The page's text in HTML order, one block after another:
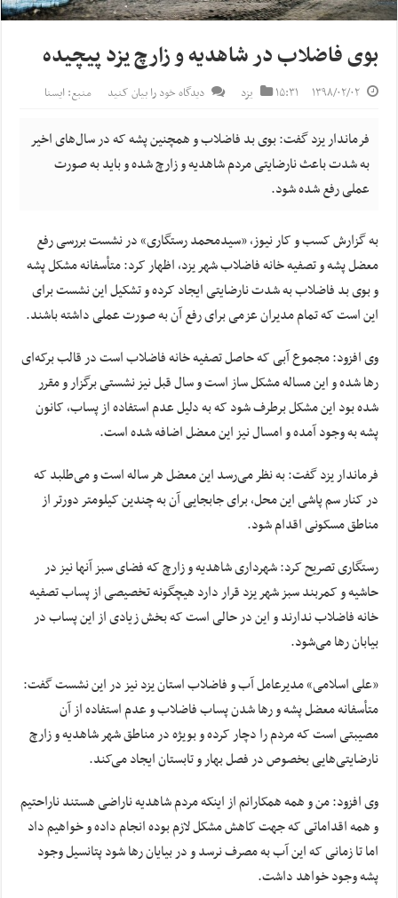
بوی فاضلاب در شاهدیه و زارچ یزد پیچیده
۱۳۹۸/۰۲/۰۲ ۱۵:۳۱ یزد دیدگاه خود را بیان کنید منبع: ایسنا
فرماندار یزد گفت: بوی بد فاضلاب و همچنین پشه که در سال‌های اخیر
به شدت باعث نارضایتی مردم شاهدیه و زارچ شده و باید به صورت
عملی رفع شده شود.
به گزارش کسب و کار نیوز، «سیدمحمد رستگاری» در نشست بررسی رفع
معضل پشه و تصفیه خانه فاضلاب شهر یزد، اظهار کرد: متأسفانه مشکل پشه
و بوی بد فاضلاب به شدت نارضایتی ایجاد کرده و تشکیل این نشست برای
این است که تمام مدیران عزمی برای رفع آن به صورت عملی داشته باشند.
وی افزود: مجموع آبی که حاصل تصفیه خانه فاضلاب است در قالب برکه‌ای
رها شده و این مساله مشکل ساز است و سال قبل نیز نشستی برگزار و مقرر
شده بود این مشکل برطرف شود که به دلیل عدم استفاده از پساب، کانون
پشه به وجود آمده و امسال نیز این معضل اضافه شده است.
فرماندار یزد گفت: به نظر می‌رسد این معضل هر ساله است و می‌طلبد که
در کنار سم پاشی این محل، برای جابجایی آن به چندین کیلومتر دورتر از
مناطق مسکونی اقدام شود.
رستگاری تصریح کرد: شهرداری شاهدیه و زارچ که فضای سبز آنها نیز در
حاشیه و کمربند سبز شهر یزد قرار دارد هیچگونه تخصیصی از پساب تصفیه
خانه فاضلاب ندارند و این در حالی است که بخش زیادی از این پساب در
بیابان رها می‌شود.
«علی اسلامی» مدیرعامل آب و فاضلاب استان یزد نیز در این نشست گفت:
متأسفانه معضل پشه و رها شدن پساب فاضلاب و عدم استفاده از آن
مصیبتی است که مردم را دچار کرده و بویژه در مناطق شهر شاهدیه و زارچ
نارضایتی‌هایی بخصوص در فصل بهار و تابستان ایجاد می‌کند.
وی افزود: من و همه همکارانم از اینکه مردم شاهدیه ناراضی هستند ناراحتیم
و همه اقداماتی که جهت کاهش مشکل لازم بوده انجام داده و خواهیم داد
اما تا زمانی که این آب به مصرف نرسد و در بیایان رها شود پتانسیل وجود
پشه وجود خواهد داشت.